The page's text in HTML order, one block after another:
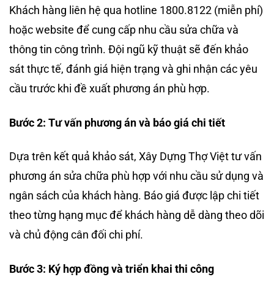
Khách hàng liên hệ qua hotline 1800.8122 (miễn phí)
hoặc website để cung cấp nhu cầu sửa chữa và
thông tin công trình. Đội ngũ kỹ thuật sẽ đến khảo
sát thực tế, đánh giá hiện trạng và ghi nhận các yêu
cầu trước khi đề xuất phương án phù hợp.
Bước 2: Tư vấn phương án và báo giá chi tiết
Dựa trên kết quả khảo sát, Xây Dựng Thợ Việt tư vấn
phương án sửa chữa phù hợp với nhu cầu sử dụng và
ngân sách của khách hàng. Báo giá được lập chi tiết
theo từng hạng mục để khách hàng dễ dàng theo dõi
và chủ động cân đối chi phí.
Bước 3: Ký hợp đồng và triển khai thi công